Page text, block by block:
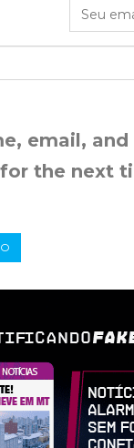
email,
the next